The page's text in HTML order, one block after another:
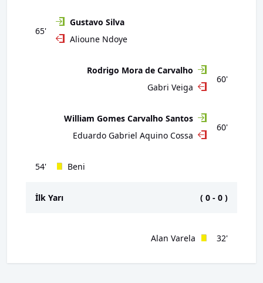
65'
Gustavo Silva
Alioune Ndoye
60'
Rodrigo Mora de Carvalho
Gabri Veiga
60'
William Gomes Carvalho Santos
Eduardo Gabriel Aquino Cossa
54' Beni
İlk Yarı ( 0 - 0 )
32'
Alan Varela